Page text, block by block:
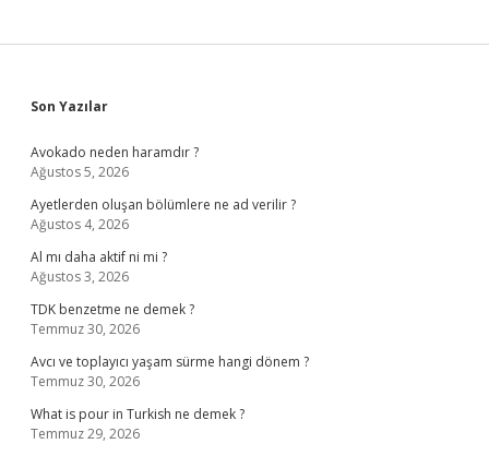
Sidebar
Son Yazılar
Avokado neden haramdır ?
Ağustos 5, 2026
Ayetlerden oluşan bölümlere ne ad verilir ?
Ağustos 4, 2026
Al mı daha aktif ni mi ?
Ağustos 3, 2026
TDK benzetme ne demek ?
Temmuz 30, 2026
Avcı ve toplayıcı yaşam sürme hangi dönem ?
Temmuz 30, 2026
What is pour in Turkish ne demek ?
Temmuz 29, 2026